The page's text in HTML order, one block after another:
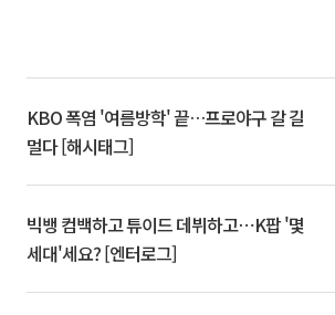
KBO 폭염 '여름방학' 끝…프로야구 갈 길
멀다 [해시태그]
빅뱅 컴백하고 튜이드 데뷔하고⋯K팝 '몇
세대'세요? [엔터로그]